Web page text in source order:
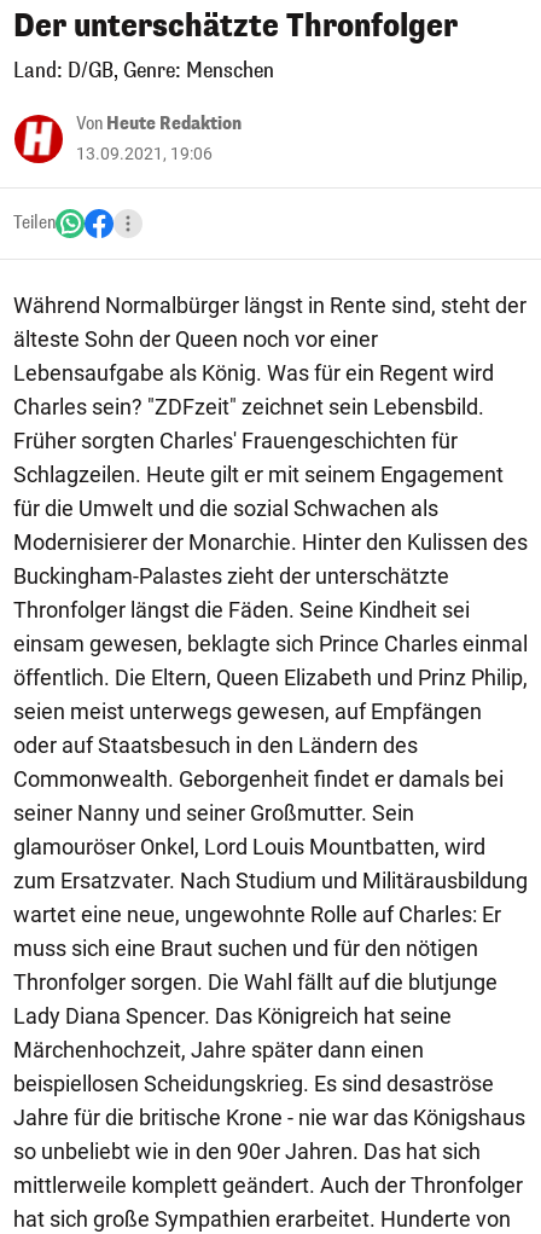
Der unterschätzte Thronfolger
Land: D/GB, Genre: Menschen
Von Heute Redaktion
13.09.2021, 19:06
Teilen
Während Normalbürger längst in Rente sind, steht der
älteste Sohn der Queen noch vor einer
Lebensaufgabe als König. Was für ein Regent wird
Charles sein? "ZDFzeit" zeichnet sein Lebensbild.
Früher sorgten Charles' Frauengeschichten für
Schlagzeilen. Heute gilt er mit seinem Engagement
für die Umwelt und die sozial Schwachen als
Modernisierer der Monarchie. Hinter den Kulissen des
Buckingham-Palastes zieht der unterschätzte
Thronfolger längst die Fäden. Seine Kindheit sei
einsam gewesen, beklagte sich Prince Charles einmal
öffentlich. Die Eltern, Queen Elizabeth und Prinz Philip,
seien meist unterwegs gewesen, auf Empfängen
oder auf Staatsbesuch in den Ländern des
Commonwealth. Geborgenheit findet er damals bei
seiner Nanny und seiner Großmutter. Sein
glamouröser Onkel, Lord Louis Mountbatten, wird
zum Ersatzvater. Nach Studium und Militärausbildung
wartet eine neue, ungewohnte Rolle auf Charles: Er
muss sich eine Braut suchen und für den nötigen
Thronfolger sorgen. Die Wahl fällt auf die blutjunge
Lady Diana Spencer. Das Königreich hat seine
Märchenhochzeit, Jahre später dann einen
beispiellosen Scheidungskrieg. Es sind desaströse
Jahre für die britische Krone - nie war das Königshaus
so unbeliebt wie in den 90er Jahren. Das hat sich
mittlerweile komplett geändert. Auch der Thronfolger
hat sich große Sympathien erarbeitet. Hunderte von